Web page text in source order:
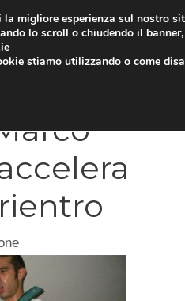
migliore esperienza sul nostro
lo scroll o chiudendo il
stiamo utilizzando o come